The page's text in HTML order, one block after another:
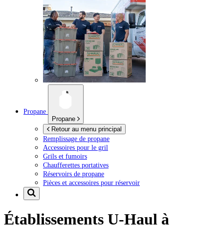
Propane
Propane
Retour au menu principal
Remplissage de propane
Accessoires pour le gril
Grils et fumoirs
Chaufferettes portatives
Réservoirs de propane
Pièces et accessoires pour réservoir
Établissements U-Haul à